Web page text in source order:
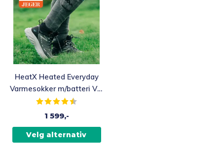
HeatX Heated Everyday
Varmesokker m/batteri V2,
grå
Karakter:
1 599,-
Velg alternativ